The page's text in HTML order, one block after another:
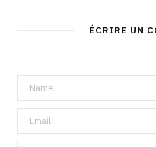
ÉCRIRE UN